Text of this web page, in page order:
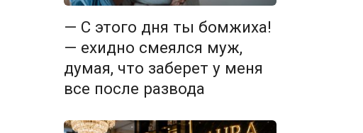
— С этого дня ты бомжиха!
— ехидно смеялся муж,
думая, что заберет у меня
все после развода